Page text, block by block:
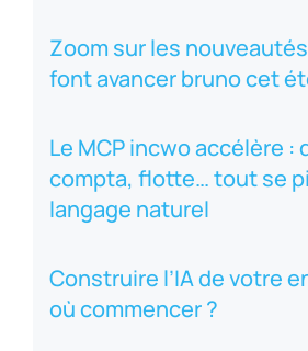
Zoom sur les
font avancer bruno cet
Le MCP incwo accélère :
compta, flotte… tout se
langage naturel
Construire l’IA de votre
où commencer ?